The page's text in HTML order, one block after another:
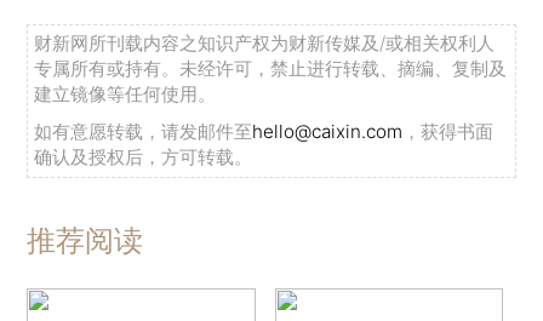
财新网所刊载内容之知识产权为财新传媒及/或相关权利人
专属所有或持有。未经许可，禁止进行转载、摘编、复制及
建立镜像等任何使用。
如有意愿转载，请发邮件至hello@caixin.com ，获得书面
确认及授权后，方可转载。
推荐阅读